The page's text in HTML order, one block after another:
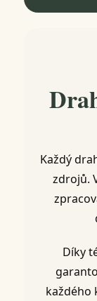
Každý
zdrojů.
Díky
každého